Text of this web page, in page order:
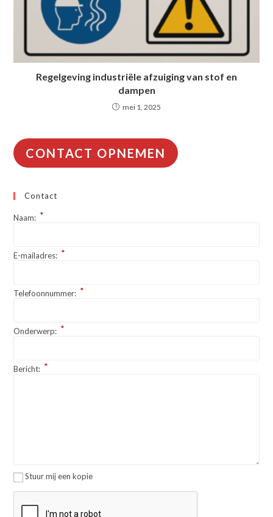
Regelgeving industriële afzuiging van stof en
dampen
mei 1, 2025
CONTACT OPNEMEN
Contact
Naam: *
E-mailadres: *
Telefoonnummer: *
Onderwerp: *
Bericht: *
Stuur mij een kopie